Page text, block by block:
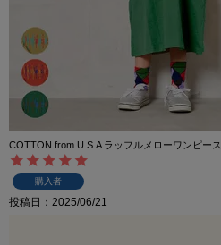
COTTON from U.S.A ラッフルメローワンピース
購入者
投稿日 2025/06/21